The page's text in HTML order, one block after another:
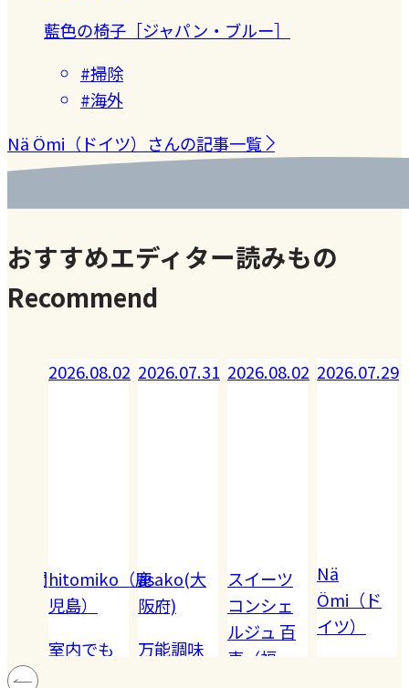
藍色の椅子［ジャパン・ブルー］
#掃除
#海外
Nä Ömi（ドイツ）さんの記事一覧
おすすめエディター読みもの
Recommend
（鹿
!! 愛
2026.07.31
asako(大
阪府)
万能調味
2026.08.02
スイーツ
コンシェ
恵（福
2026.07.29
Nä
Ömi（ド
イツ）
2026.07.28